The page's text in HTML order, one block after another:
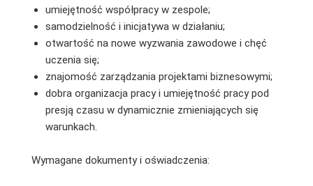
umiejętność współpracy w zespole;
samodzielność i inicjatywa w działaniu;
otwartość na nowe wyzwania zawodowe i chęć
uczenia się;
znajomość zarządzania projektami biznesowymi;
dobra organizacja pracy i umiejętność pracy pod
presją czasu w dynamicznie zmieniających się
warunkach.
Wymagane dokumenty i oświadczenia: